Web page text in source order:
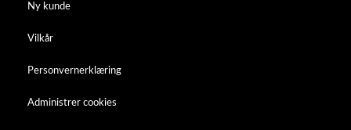
Ny kunde
Vilkår
Personvernerklæring
Administrer cookies